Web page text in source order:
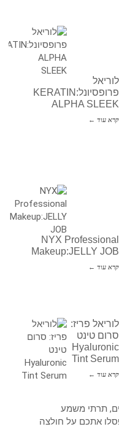
לוריאל
פרופסיונל:KERATIN
ALPHA SLEEK
קרא עוד ←
NYX Professional
Makeup:JELLY JOB
קרא עוד ←
לוריאל פריז:
סרום טינט
Hyaluronic
Tint Serum
קרא עוד ←
תרתי משמע
את הסוף: 46% יפסלו אתכם על חולצה